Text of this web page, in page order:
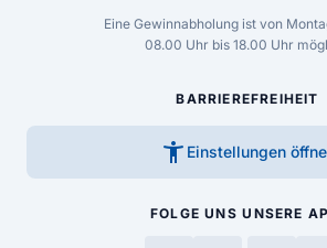
Eine Gewinnabholung ist von
08.00 Uhr bis 18.00 Uhr
BARRIEREFREIHEIT
accessibility_new Einstellungen
FOLGE UNS UNSERE